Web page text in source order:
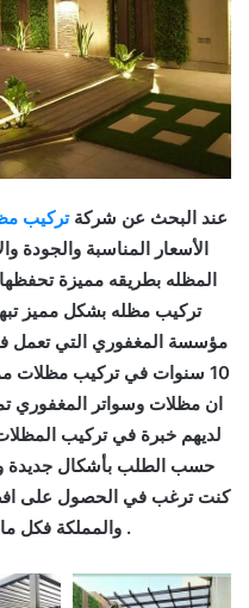
عند البحث عن شركةتركيب
الأسعار المناسبة والجودة
المظله بطريقه مميزة
تركيب مظله بشكل مميز
مؤسسة المغفوري التي تعمل
10 سنوات في تركيب مظلات
ان مظلات وسواتر المغفوري
لديهم خبرة في تركيب
حسب الطلب بأشكال جديدة
كنت ترغب في الحصول على
والمملكة فكل ما عليك هو التواصل معنا .